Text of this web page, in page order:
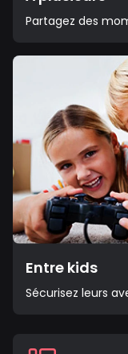
Partagez des
Entre kids
Sécurisez leurs